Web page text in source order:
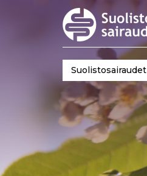
Suolistosairaudet